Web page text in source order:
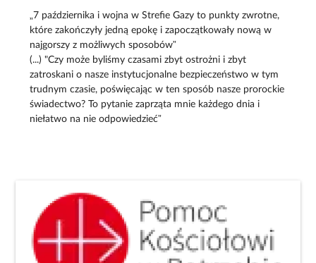
„7 października i wojna w Strefie Gazy to punkty zwrotne,
które zakończyły jedną epokę i zapoczątkowały nową w
najgorszy z możliwych sposobów”
(...) "Czy może byliśmy czasami zbyt ostrożni i zbyt
zatroskani o nasze instytucjonalne bezpieczeństwo w tym
trudnym czasie, poświęcając w ten sposób nasze prorockie
świadectwo? To pytanie zaprząta mnie każdego dnia i
niełatwo na nie odpowiedzieć”